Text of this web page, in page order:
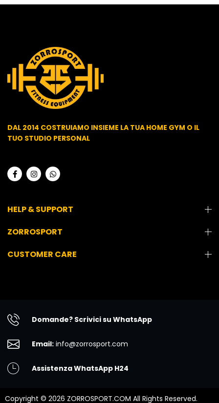
DAL 2014 COSTRUIAMO INSIEME LA TUA HOME GYM O IL
TUO STUDIO PERSONAL
HELP & SUPPORT
ZORROSPORT
CUSTOMER CARE
Domande? Scrivici su WhatsApp
Email: info@zorrosport.com
Assistenza WhatsApp H24
Copyright © 2026 ZORROSPORT.COM All Rights Reserved.